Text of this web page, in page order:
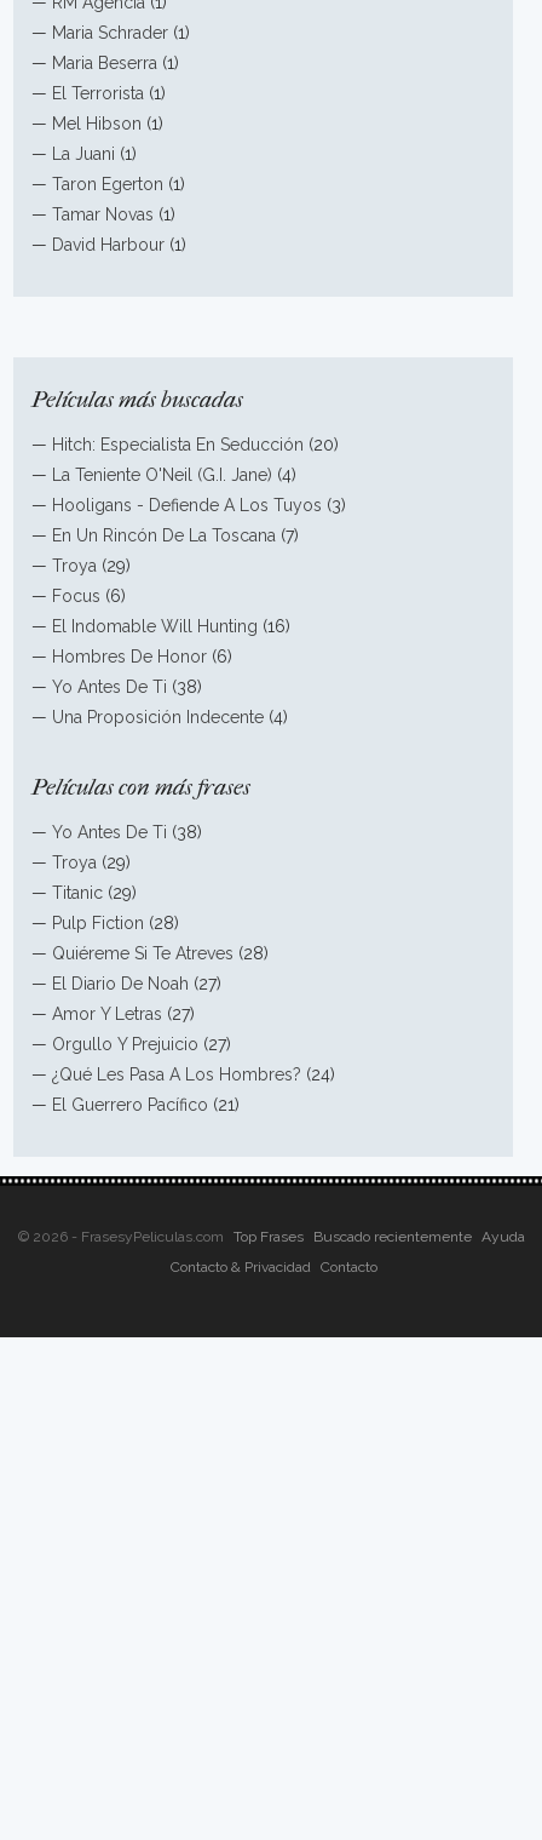
— Maria Schrader (1)
— Maria Beserra (1)
— El Terrorista (1)
— Mel Hibson (1)
—
La Juani (1)
—Taron Egerton (1)
—Tamar Novas (1)
— David Harbour (1)
Películas más buscadas
— Hitch: Especialista En Seducción (20)
—
La Teniente O'Neil (G.I. Jane) (4)
— Hooligans - Defiende A Los Tuyos (3)
— En Un Rincón De La Toscana (7)
—Troya (29)
— Focus (6)
— El Indomable Will Hunting (16)
— Hombres De Honor (6)
—Yo Antes De Ti (38)
— Una Proposición Indecente (4)
Películas con más frases
—Yo Antes De Ti (38)
—Troya (29)
—Titanic (29)
— Pulp Fiction (28)
— Quiéreme Si Te Atreves (28)
— El Diario De Noah (27)
—Amor Y Letras (27)
— Orgullo Y Prejuicio (27)
—¿Qué Les Pasa A Los Hombres? (24)
— El Guerrero Pacífico (21)
© 2026 - FrasesyPeliculas.com Top Frases Buscado recientemente
Ayuda
Contacto & Privacidad
Contacto